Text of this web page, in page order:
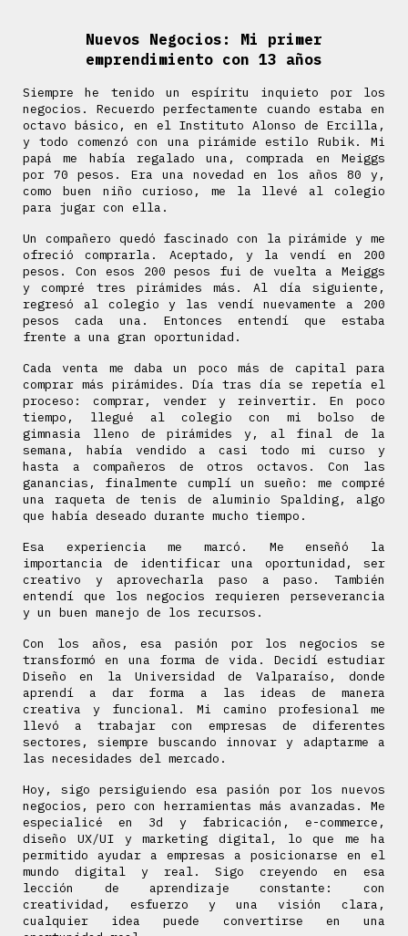
Nuevos Negocios: Mi primer
emprendimiento con 13 años
Siempre he tenido un espíritu inquieto por los
negocios. Recuerdo perfectamente cuando estaba en
octavo básico, en el Instituto Alonso de Ercilla,
y todo comenzó con una pirámide estilo Rubik. Mi
papá me había regalado una, comprada en Meiggs
por 70 pesos. Era una novedad en los años 80 y,
como buen niño curioso, me la llevé al colegio
para jugar con ella.
Un compañero quedó fascinado con la pirámide y me
ofreció comprarla. Aceptado, y la vendí en 200
pesos. Con esos 200 pesos fui de vuelta a Meiggs
y compré tres pirámides más. Al día siguiente,
regresó al colegio y las vendí nuevamente a 200
pesos cada una. Entonces entendí que estaba
frente a una gran oportunidad.
Cada venta me daba un poco más de capital para
comprar más pirámides. Día tras día se repetía el
proceso: comprar, vender y reinvertir. En poco
tiempo, llegué al colegio con mi bolso de
gimnasia lleno de pirámides y, al final de la
semana, había vendido a casi todo mi curso y
hasta a compañeros de otros octavos. Con las
ganancias, finalmente cumplí un sueño: me compré
una raqueta de tenis de aluminio Spalding, algo
que había deseado durante mucho tiempo.
Esa experiencia me marcó. Me enseñó la
importancia de identificar una oportunidad, ser
creativo y aprovecharla paso a paso. También
entendí que los negocios requieren perseverancia
y un buen manejo de los recursos.
Con los años, esa pasión por los negocios se
transformó en una forma de vida. Decidí estudiar
Diseño en la Universidad de Valparaíso, donde
aprendí a dar forma a las ideas de manera
creativa y funcional. Mi camino profesional me
llevó a trabajar con empresas de diferentes
sectores, siempre buscando innovar y adaptarme a
las necesidades del mercado.
Hoy, sigo persiguiendo esa pasión por los nuevos
negocios, pero con herramientas más avanzadas. Me
especialicé en 3d y fabricación, e-commerce,
diseño UX/UI y marketing digital, lo que me ha
permitido ayudar a empresas a posicionarse en el
mundo digital y real. Sigo creyendo en esa
lección de aprendizaje constante: con
creatividad, esfuerzo y una visión clara,
cualquier idea puede convertirse en una